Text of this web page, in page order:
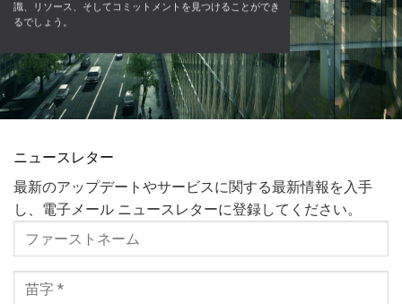
識、リソース、そしてコミットメントを見つけることができ
るでしょう。
ニュースレター
最新のアップデートやサービスに関する最新情報を入手
し、電子メール ニュースレターに登録してください。